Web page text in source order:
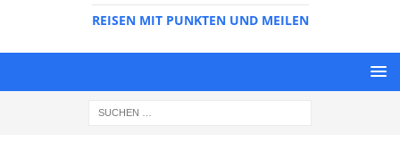
REISEN MIT PUNKTEN UND MEILEN